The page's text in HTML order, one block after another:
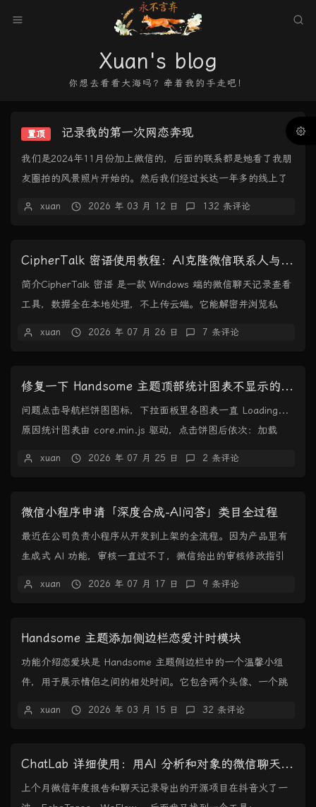
Xuan's blog
你想去看看大海吗？牵着我的手走吧！
置顶 记录我的第一次网恋奔现
我们是2024年11月份加上微信的，后面的联系都是她看了我朋
友圈拍的风景照片开始的。然后我们经过长达一年多的线上了
xuan 2026 年 03 月 12 日 132 条评论
CipherTalk 密语使用教程：AI克隆微信联系人与聊天记录导出
简介CipherTalk 密语 是一款 Windows 端的微信聊天记录查看
工具，数据全在本地处理，不上传云端。它能解密并浏览私
xuan 2026 年 07 月 26 日 7 条评论
修复一下 Handsome 主题顶部统计图表不显示的问题
问题点击导航栏饼图图标，下拉面板里各图表一直 Loading...
原因统计图表由 core.min.js 驱动，点击饼图后依次：加载
xuan 2026 年 07 月 25 日 2 条评论
微信小程序申请「深度合成-AI问答」类目全过程
最近在公司负责小程序从开发到上架的全流程。因为产品里有
生成式 AI 功能，审核一直过不了，微信给出的审核修改指引
xuan 2026 年 07 月 17 日 9 条评论
Handsome 主题添加侧边栏恋爱计时模块
功能介绍恋爱块是 Handsome 主题侧边栏中的一个温馨小组
件，用于展示情侣之间的相处时间。它包含两个头像、一个跳
xuan 2026 年 03 月 15 日 32 条评论
ChatLab 详细使用：用AI 分析和对象的微信聊天记录
上个月微信年度报告和聊天记录导出的开源项目在抖音火了一